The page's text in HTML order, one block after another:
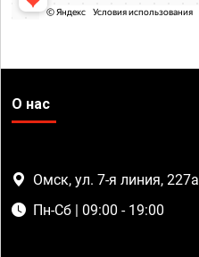
О нас
Омск, ул. 7-я линия, 227а
Пн-Сб | 09:00 - 19:00